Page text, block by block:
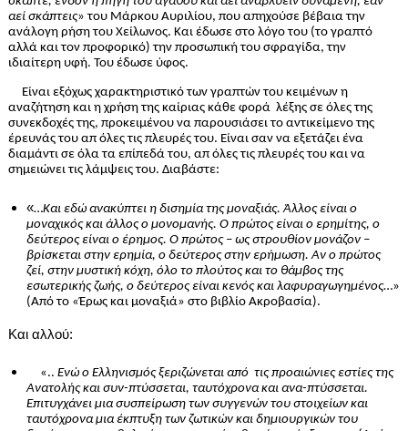
αεί σκάπτεις» του Μάρκου Αυριλίου, που απηχούσε βέβαια την
ανάλογη ρήση του Χείλωνος. Και έδωσε στο λόγο του (το γραπτό
αλλά και τον προφορικό) την προσωπική του σφραγίδα, την
ιδιαίτερη υφή. Του έδωσε ύφος.
Είναι εξόχως χαρακτηριστικό των γραπτών του κειμένων η
αναζήτηση και η χρήση της καίριας κάθε φορά λέξης σε όλες της
συνεκδοχές της, προκειμένου να παρουσιάσει το αντικείμενο της
έρευνάς του απ όλες τις πλευρές του. Είναι σαν να εξετάζει ένα
διαμάντι σε όλα τα επίπεδά του, απ όλες τις πλευρές του και να
σημειώνει τις λάμψεις του. Διαβάστε:
«…Και εδώ ανακύπτει η δισημία της μοναξιάς. Άλλος είναι ο
μοναχικός και άλλος ο μονομανής. Ο πρώτος είναι ο ερημίτης, ο
δεύτερος είναι ο έρημος. Ο πρώτος – ως στρουθίον μονάζον –
βρίσκεται στην ερημία, ο δεύτερος στην ερήμωση. Αν ο πρώτος
ζεί, στην μυστική κόχη, όλο το πλούτος και το θάμβος της
εσωτερικής ζωής, ο δεύτερος είναι κενός και λαφυραγωγημένος…»
(Από το «Έρως και μοναξιά» στο βιβλίο Ακροβασία).
Και αλλού:
«.. Ενώ ο Ελληνισμός ξεριζώνεται από τις προαιώνιες εστίες της
Ανατολής και συν-πτύσσεται, ταυτόχρονα και ανα-πτύσσεται.
Επιτυγχάνει μια συσπείρωση των συγγενών του στοιχείων και
ταυτόχρονα μια έκπτυξη των ζωτικών και δημιουργικών του